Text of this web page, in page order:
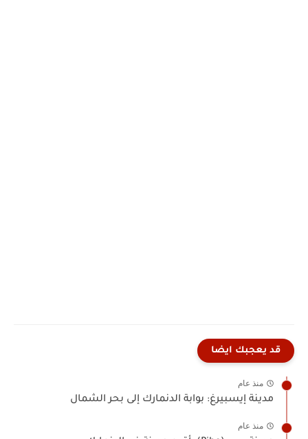
قد يعجبك ايضا
منذ عام
مدينة إيسبيرغ: بوابة الدنمارك إلى بحر الشمال
منذ عام